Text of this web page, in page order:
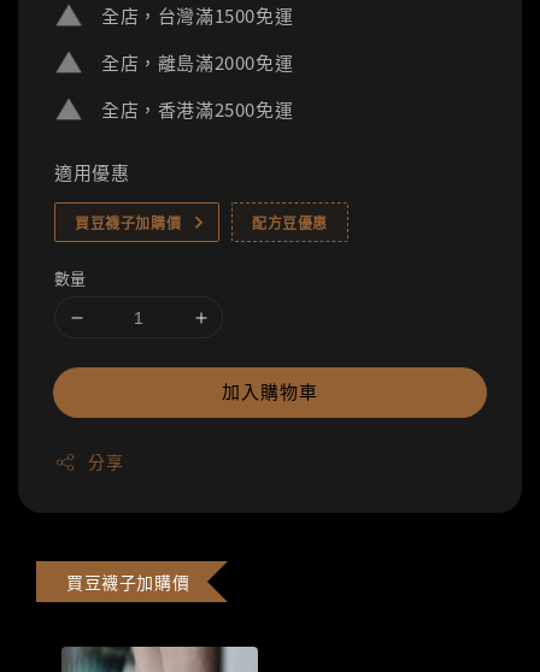
全店，台灣滿1500免運
全店，離島滿2000免運
全店，香港滿2500免運
適用優惠
買豆襪子加購價 配方豆優惠
數量
加入購物車
分享
買豆襪子加購價